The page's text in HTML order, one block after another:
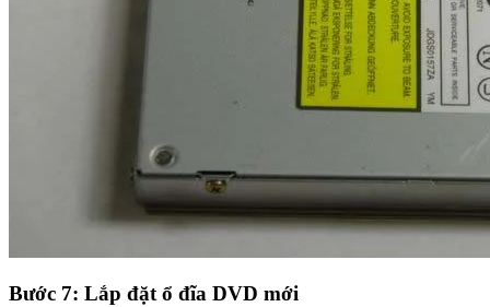
Bước 7: Lắp đặt ổ đĩa DVD mới